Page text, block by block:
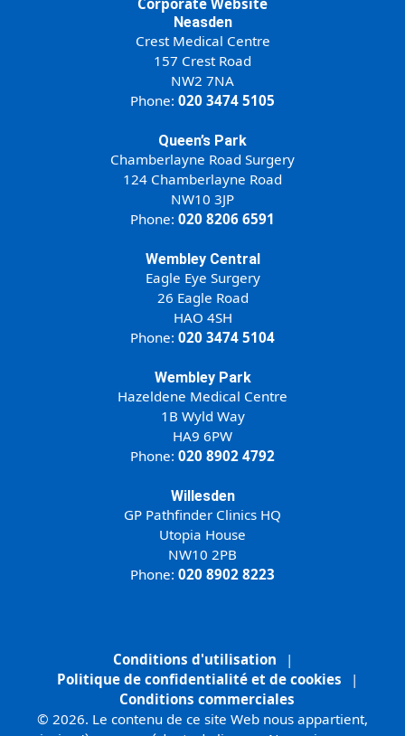
Corporate Website
Neasden
Crest Medical Centre
157 Crest Road
NW2 7NA
Phone: 020 3474 5105
Queen’s Park
Chamberlayne Road Surgery
124 Chamberlayne Road
NW10 3JP
Phone: 020 8206 6591
Wembley Central
Eagle Eye Surgery
26 Eagle Road
HAO 4SH
Phone: 020 3474 5104
Wembley Park
Hazeldene Medical Centre
1B Wyld Way
HA9 6PW
Phone: 020 8902 4792
Willesden
GP Pathfinder Clinics HQ
Utopia House
NW10 2PB
Phone: 020 8902 8223
Conditions d'utilisation
|
Politique de confidentialité et de cookies
|
Conditions commerciales
© 2026. Le contenu de ce site Web nous appartient,